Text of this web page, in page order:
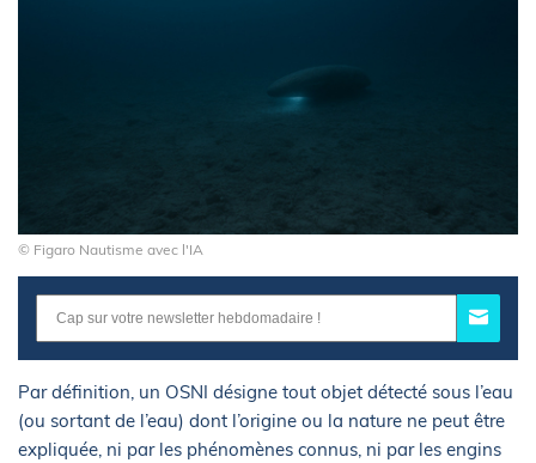
© Figaro Nautisme avec l'IA
Par définition, un OSNI désigne tout objet détecté sous l’eau
(ou sortant de l’eau) dont l’origine ou la nature ne peut être
expliquée, ni par les phénomènes connus, ni par les engins